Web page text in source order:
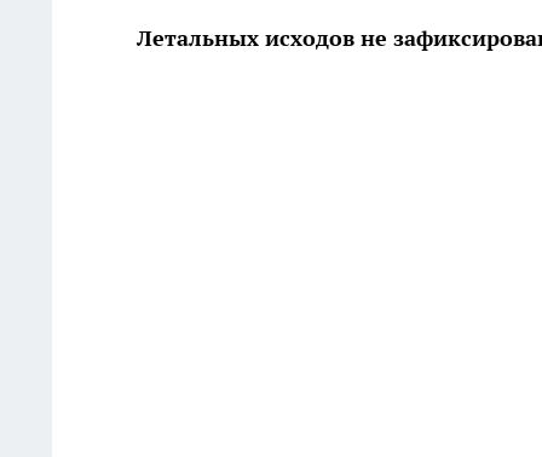
Летальных исходов не